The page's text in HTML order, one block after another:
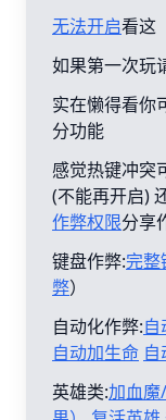
无法开启看这
如果第一次玩
实在懒得看你
分功能
感觉热键冲突
(不能再开启)
作弊权限分享
键盘作弊:完整
弊）
自动化作弊:
自动加生命 自
英雄类:加血